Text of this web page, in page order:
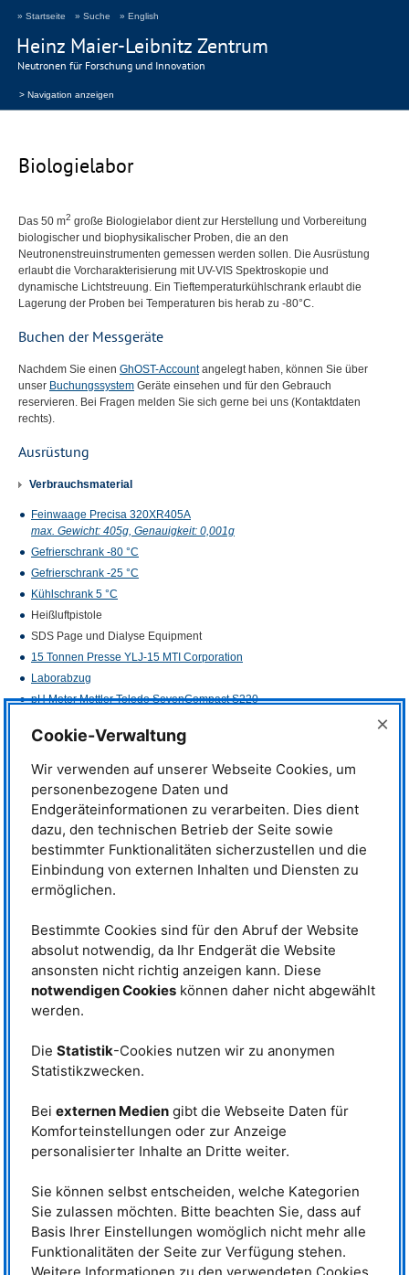
Heinz Maier-Leibnitz Zentrum
Neutronen für Forschung und Innovation
» Startseite » Suche » English
> Navigation anzeigen
Biologielabor
Das 50 m2 große Biologielabor dient zur Herstellung und Vorbereitung
biologischer und biophysikalischer Proben, die an den
Neutronenstreuinstrumenten gemessen werden sollen. Die Ausrüstung
erlaubt die Vorcharakterisierung mit UV-VIS Spektroskopie und
dynamische Lichtstreuung. Ein Tieftemperaturkühlschrank erlaubt die
Lagerung der Proben bei Temperaturen bis herab zu -80°C.
Buchen der Messgeräte
Nachdem Sie einen GhOST-Accountangelegt haben, können Sie über
unser Buchungssystem Geräte einsehen und für den Gebrauch
reservieren. Bei Fragen melden Sie sich gerne bei uns (Kontaktdaten
rechts).
Ausrüstung
Verbrauchsmaterial
Feinwaage Precisa 320XR405A
max. Gewicht: 405g, Genauigkeit: 0,001g
Gefrierschrank -80 °C
Gefrierschrank -25 °C
Kühlschrank 5 °C
Heißluftpistole
SDS Page und Dialyse Equipment
15 Tonnen Presse YLJ-15 MTI Corporation
Laborabzug
pH Meter Mettler Toledo SevenCompact S220
Reinstwasseranlage Satorius D-Type
FT-IR Spektralphotometer Perkin Elmer Spectrum Two mit DTGS
Detektor
Stereomikroskop Olympus SZX7
Nanophotometer Implen NP80
Tischinkubator Molecular Dimensions
CD Spektralphotometer Jasco J1100
UV-Vis Spektralphotometer Jasco V770
Trockenschrank Memmert UNB 300
UV-Lampe Hamamatsu LC8 L9588
Tischzentrifuge Sigma 3K30
FPLC-Anlage GE Healthcare ÄKTA
Kaltlichtquelle Schott KL 2500 LCD
pH/Ionen-Messgerät Metrohm 913
Kontakt
Dr. Tobias Schrader
Telefon:+49 (0)89 158860-743
Cookie-Verwaltung ×
Wir verwenden auf unserer Webseite Cookies, um
personenbezogene Daten und
Endgeräteinformationen zu verarbeiten. Dies dient
dazu, den technischen Betrieb der Seite sowie
bestimmter Funktionalitäten sicherzustellen und die
Einbindung von externen Inhalten und Diensten zu
ermöglichen.
Bestimmte Cookies sind für den Abruf der Website
absolut notwendig, da Ihr Endgerät die Website
ansonsten nicht richtig anzeigen kann. Diese
notwendigen Cookieskönnen daher nicht abgewählt
werden.
Die Statistik-Cookies nutzen wir zu anonymen
Statistikzwecken.
Bei externen Mediengibt die Webseite Daten für
Komforteinstellungen oder zur Anzeige
personalisierter Inhalte an Dritte weiter.
Sie können selbst entscheiden, welche Kategorien
Sie zulassen möchten. Bitte beachten Sie, dass auf
Basis Ihrer Einstellungen womöglich nicht mehr alle
Funktionalitäten der Seite zur Verfügung stehen.